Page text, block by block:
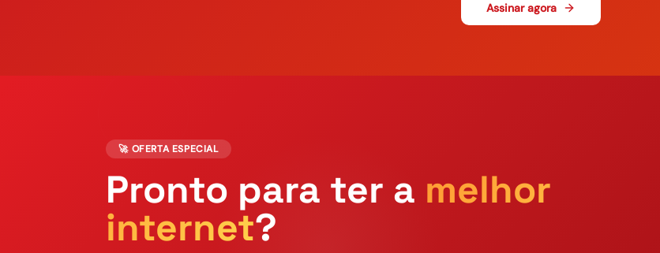
Assinar agora
🚀 OFERTA ESPECIAL
Pronto para ter a melhor
internet?